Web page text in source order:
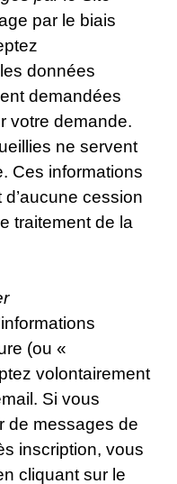
par le biais
données
demandées
votre demande.
ne servent
Ces informations
d’aucune cession
traitement de la
(ou «
volontairement
Si vous
de messages de
inscription, vous
cliquant sur le